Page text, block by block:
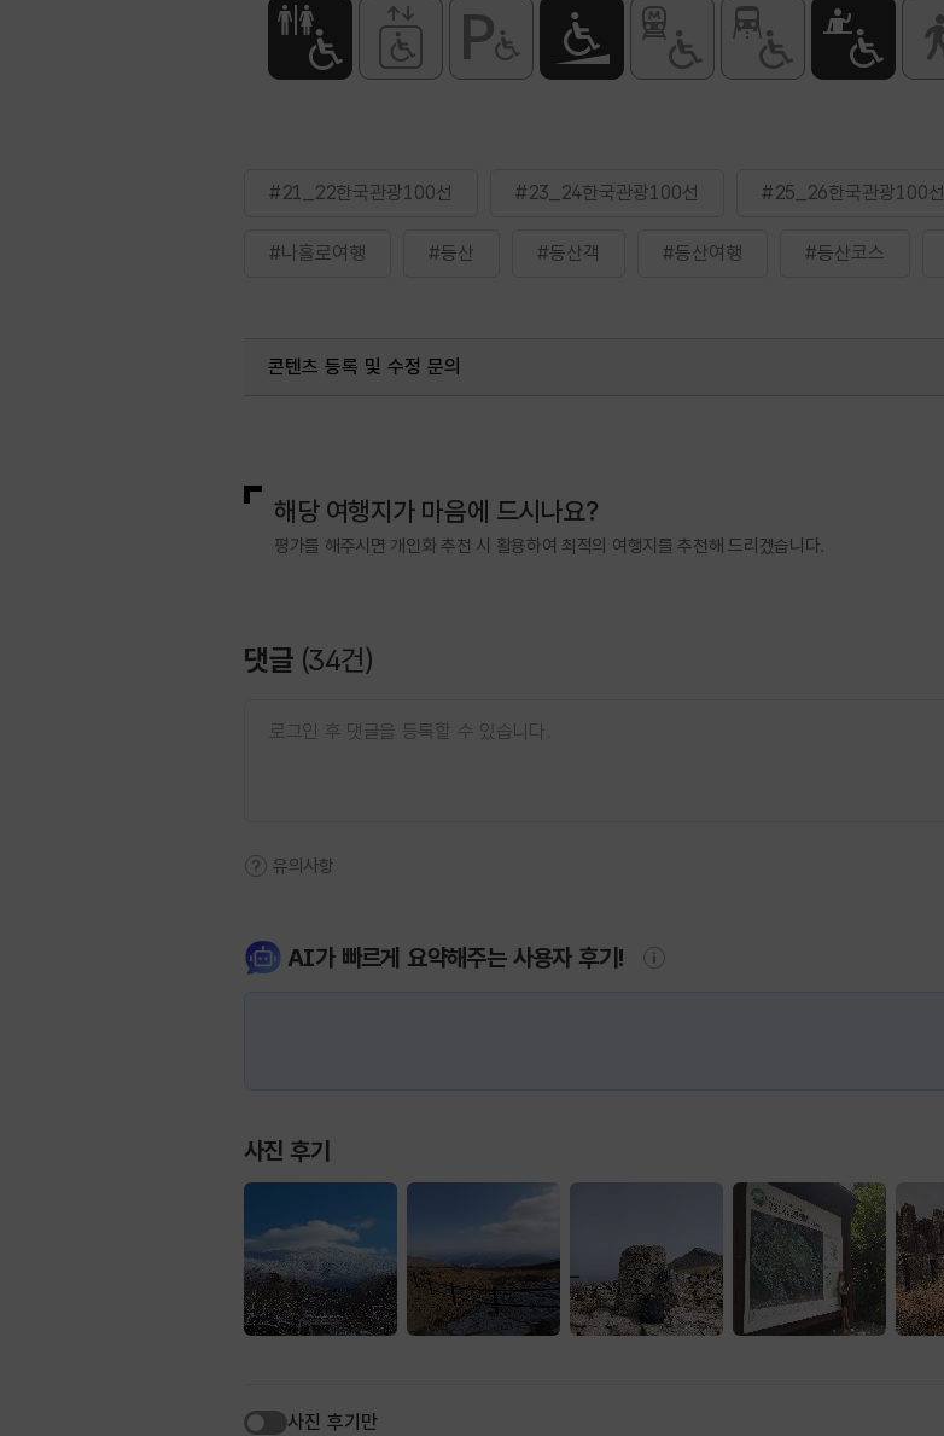
#21_22한국관광100선 #23_24한국관광100선 #25_26한국관광100선
#나홀로여행 #등산 #등산객 #등산여행 #등산코스
#힐링
콘텐츠 등록 및 수정 문의
해당 여행지가 마음에 드시나요?
평가를 해주시면 개인화 추천 시 활용하여 최적의 여행지를 추천해 드리겠습니다.
댓글 (34건)
유의사항
AI가 빠르게 요약해주는 사용자 후기!
사진 후기
사진 후기만